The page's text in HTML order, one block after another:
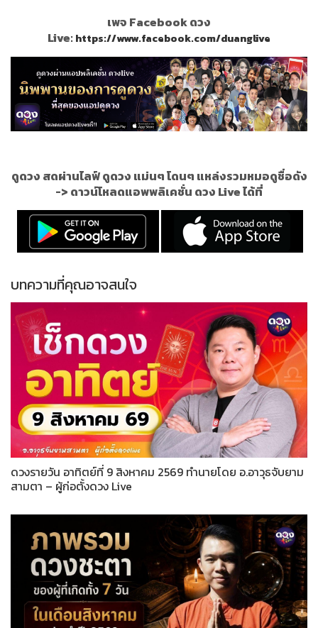
เพจ Facebook ดวง
Live:https://www.facebook.com/duanglive
ดูดวง สดผ่านไลฟ์ ดูดวง แม่นๆ โดนๆ แหล่งรวมหมอดูชื่อดัง
-> ดาวน์โหลดแอพพลิเคชั่น ดวง Live ได้ที่
บทความที่คุณอาจสนใจ
ดวงรายวัน อาทิตย์ที่ 9 สิงหาคม 2569 ทำนายโดย อ.อาวุธจับยาม
สามตา – ผู้ก่อตั้งดวง Live